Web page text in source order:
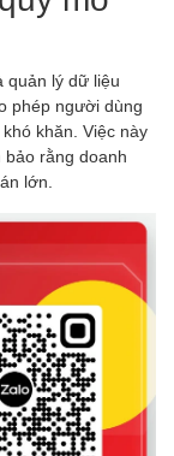
quản lý dữ liệu
phép người dùng
khăn. Việc này
rằng doanh
lớn.